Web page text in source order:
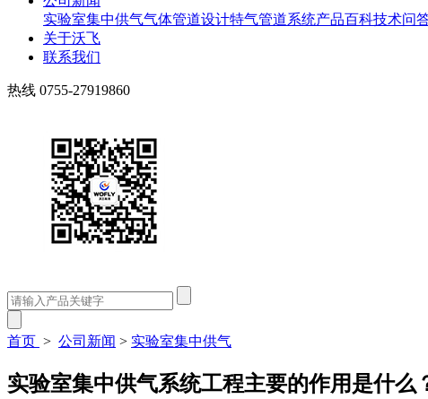
实验室集中供气气体管道设计特气管道系统产品百科技术问
关于沃飞
联系我们
热线 0755-27919860
首页 > 公司新闻 > 实验室集中供气
实验室集中供气系统工程主要的作用是什么